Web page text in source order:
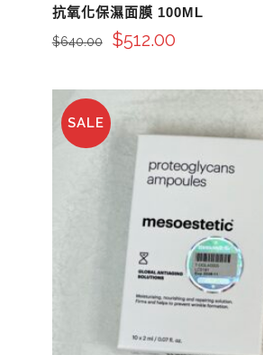
抗氧化保濕面膜 100ML
$640.00 $512.00
SALE